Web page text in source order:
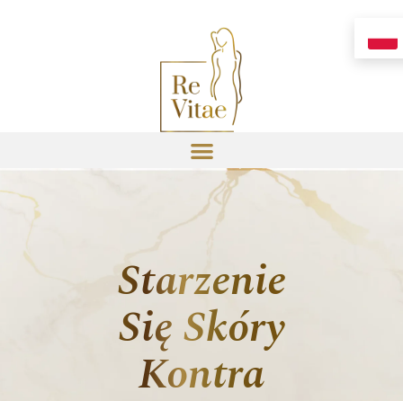
Starzenie
Się Skóry
Kontra